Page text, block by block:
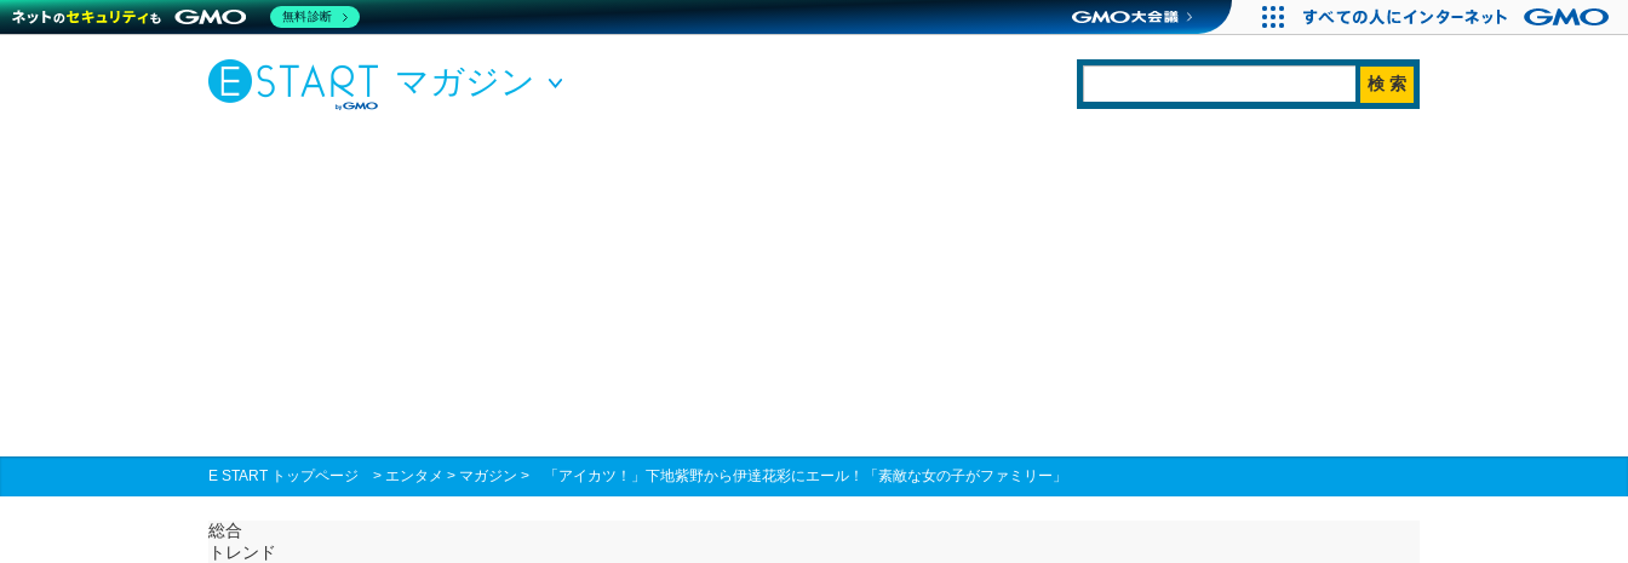
マガジン
E START トップページ > エンタメ > マガジン > 「アイカツ！」下地紫野から伊達花彩にエール！「素敵な女の子がファミリー」
総合
トレンド
無料診断